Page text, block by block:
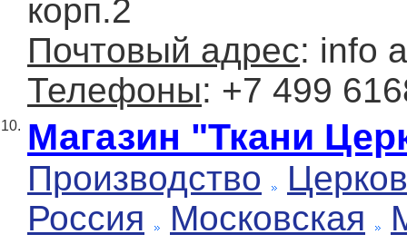
корп.2
Почтовый адрес: info
Телефоны: +7 499
10. Магазин "Ткани
Производство
Россия
Московская